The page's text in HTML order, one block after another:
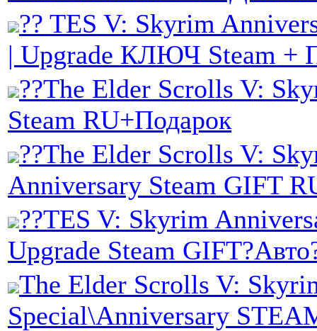
?? TES V: Skyrim
| Upgrade КЛЮЧ Steam
??The Elder Scrolls V:
Steam RU+Подарок
??The Elder Scrolls V:
Anniversary Steam GIFT
??TES V: Skyrim
Upgrade Steam
The Elder Scrolls V:
Special\Anniversary